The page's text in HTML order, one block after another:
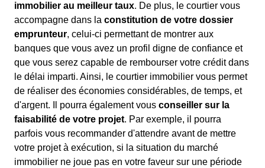
immobilier au meilleur taux. De plus, le courtier vous
accompagne dans la constitution de votre dossier
emprunteur, celui-ci permettant de montrer aux
banques que vous avez un profil digne de confiance et
que vous serez capable de rembourser votre crédit dans
le délai imparti. Ainsi, le courtier immobilier vous permet
de réaliser des économies considérables, de temps, et
d'argent. Il pourra également vous conseiller sur la
faisabilité de votre projet. Par exemple, il pourra
parfois vous recommander d'attendre avant de mettre
votre projet à exécution, si la situation du marché
immobilier ne joue pas en votre faveur sur une période